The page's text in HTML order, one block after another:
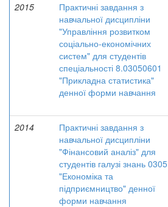
2015
Практичні завдання з
навчальної дисципліни
"Управління розвитком
соціально-економічних
систем" для студентів
спеціальності 8.03050601
"Прикладна статистика"
денної форми навчання
2014
Практичні завдання з
навчальної дисципліни
"Фінансовий аналіз" для
студентів галузі знань 0305
"Економіка та
підприємництво" денної
форми навчання